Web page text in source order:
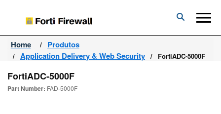
Forti
Firewall
Home
Produtos
Application Delivery & Web Security
FortiADC-5000F
FortiADC-5000F
Part Number: FAD-5000F